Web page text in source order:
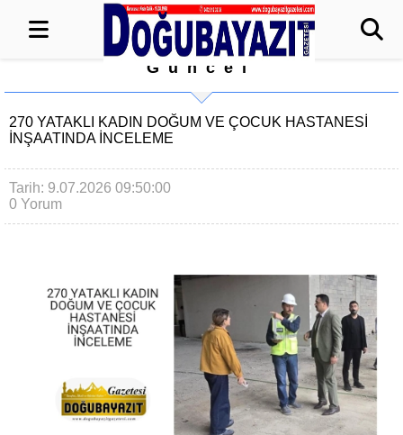
Güncel
270 YATAKLI KADIN DOĞUM VE ÇOCUK HASTANESİ
İNŞAATINDA İNCELEME
Tarih: 9.07.2026 09:50:00
0 Yorum